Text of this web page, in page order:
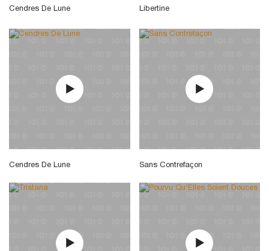
Cendres De Lune Libertine
Cendres De Lune Sans Contrefaçon